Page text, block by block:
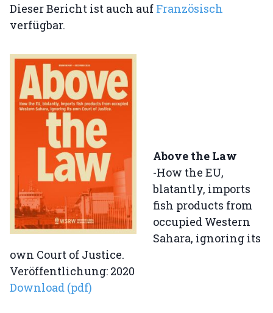
Dieser Bericht ist auch auf Französisch
verfügbar.
Above the Law
-How the EU,
blatantly, imports
fish products from
occupied Western
Sahara, ignoring its
own Court of Justice.
Veröffentlichung: 2020
Download (pdf)